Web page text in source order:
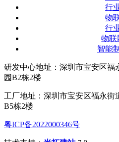
行
物
行
物联
智能
研发中心地址：深圳市宝安区福
园B2栋2楼
工厂地址：深圳市宝安区福永街
B5栋2楼
粤ICP备2022000346号